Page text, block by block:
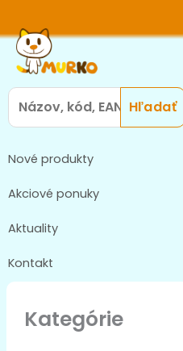
obsah
Search
for:
Nové produkty
Akciové ponuky
Aktuality
Kontakt
Kategórie